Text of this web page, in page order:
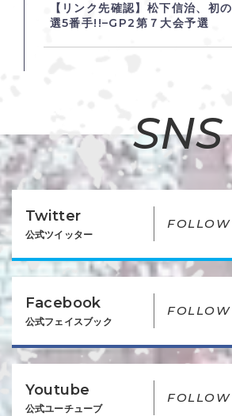
【リンク先確認】松下信治、初
選5番手!!–GP2第７大会予選
SNS
Twitter
公式ツイッター
FOLLOW
Facebook
公式フェイスブック
FOLLOW
Youtube
公式ユーチューブ
FOLLOW